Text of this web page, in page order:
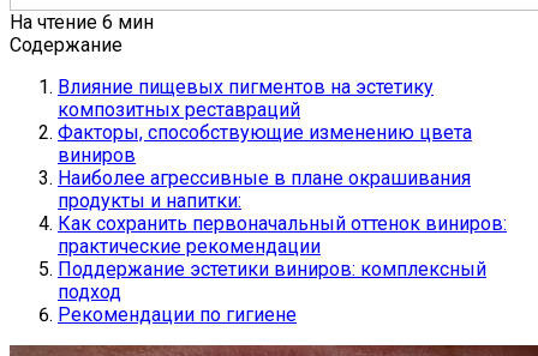
На чтение 6 мин
Содержание
Влияние пищевых пигментов на эстетику
композитных реставраций
Факторы, способствующие изменению цвета
виниров
Наиболее агрессивные в плане окрашивания
продукты и напитки:
Как сохранить первоначальный оттенок виниров:
практические рекомендации
Поддержание эстетики виниров: комплексный
подход
Рекомендации по гигиене